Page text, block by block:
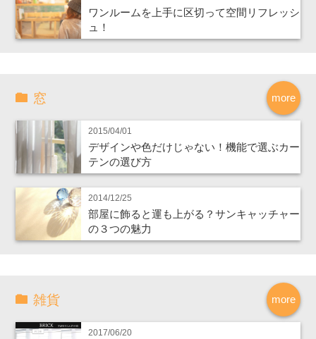
ワンルームを上手に区切って空間リフレッシ
ュ！
more
窓
2015/04/01
デザインや色だけじゃない！機能で選ぶカー
テンの選び方
2014/12/25
部屋に飾ると運も上がる？サンキャッチャー
の３つの魅力
more
雑貨
2017/06/20